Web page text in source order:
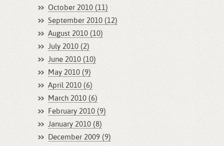
October 2010 (11)
September 2010 (12)
August 2010 (10)
July 2010 (2)
June 2010 (10)
May 2010 (9)
April 2010 (6)
March 2010 (6)
February 2010 (9)
January 2010 (8)
December 2009 (9)